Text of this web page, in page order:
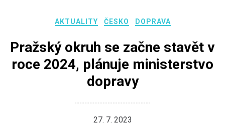
AKTUALITY ČESKO DOPRAVA
Pražský okruh se začne stavět v
roce 2024, plánuje ministerstvo
dopravy
27. 7. 2023